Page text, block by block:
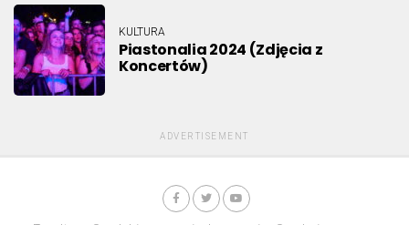
KULTURA
Piastonalia 2024 (Zdjęcia z
Koncertów)
ADVERTISEMENT